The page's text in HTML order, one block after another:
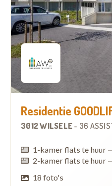
Residentie
3012 WILSELE - 36
1-kamer flats te huur
2-kamer flats te huur
18 foto's